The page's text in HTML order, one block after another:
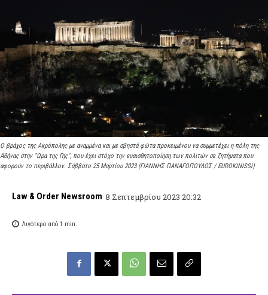
Ο βράχος της Ακρόπολης με αναμμένα και με σβηστά φώτα προκειμένου να συμμετέχει η πόλη της
Αθήνας στην "Ώρα της Γης", που έχει στόχο την ευαισθητοποίηση των πολιτών σε ζητήματα που
αφορούν το περιβάλλον. Σάββατο 25 Μαρτίου 2023 (ΓΙΑΝΝΗΣ ΠΑΝΑΓΟΠΟΥΛΟΣ / EUROKINISSI)
Law & Order Newsroom 8 Σεπτεμβρίου 2023 20:32
Λιγότερο από 1 min.